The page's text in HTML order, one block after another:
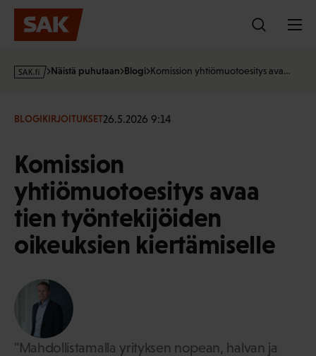
Hyppää
sisältöön
s
·
Näistä puhutaan Blogi Komission yhtiömuotoesitys ava…
BLOGIKIRJOITUKSET26.5.2026 9:14
Komission
yhtiömuotoesitys avaa
tien työntekijöiden
oikeuksien kiertämiselle
"Mahdollistamalla yrityksen nopean, halvan ja